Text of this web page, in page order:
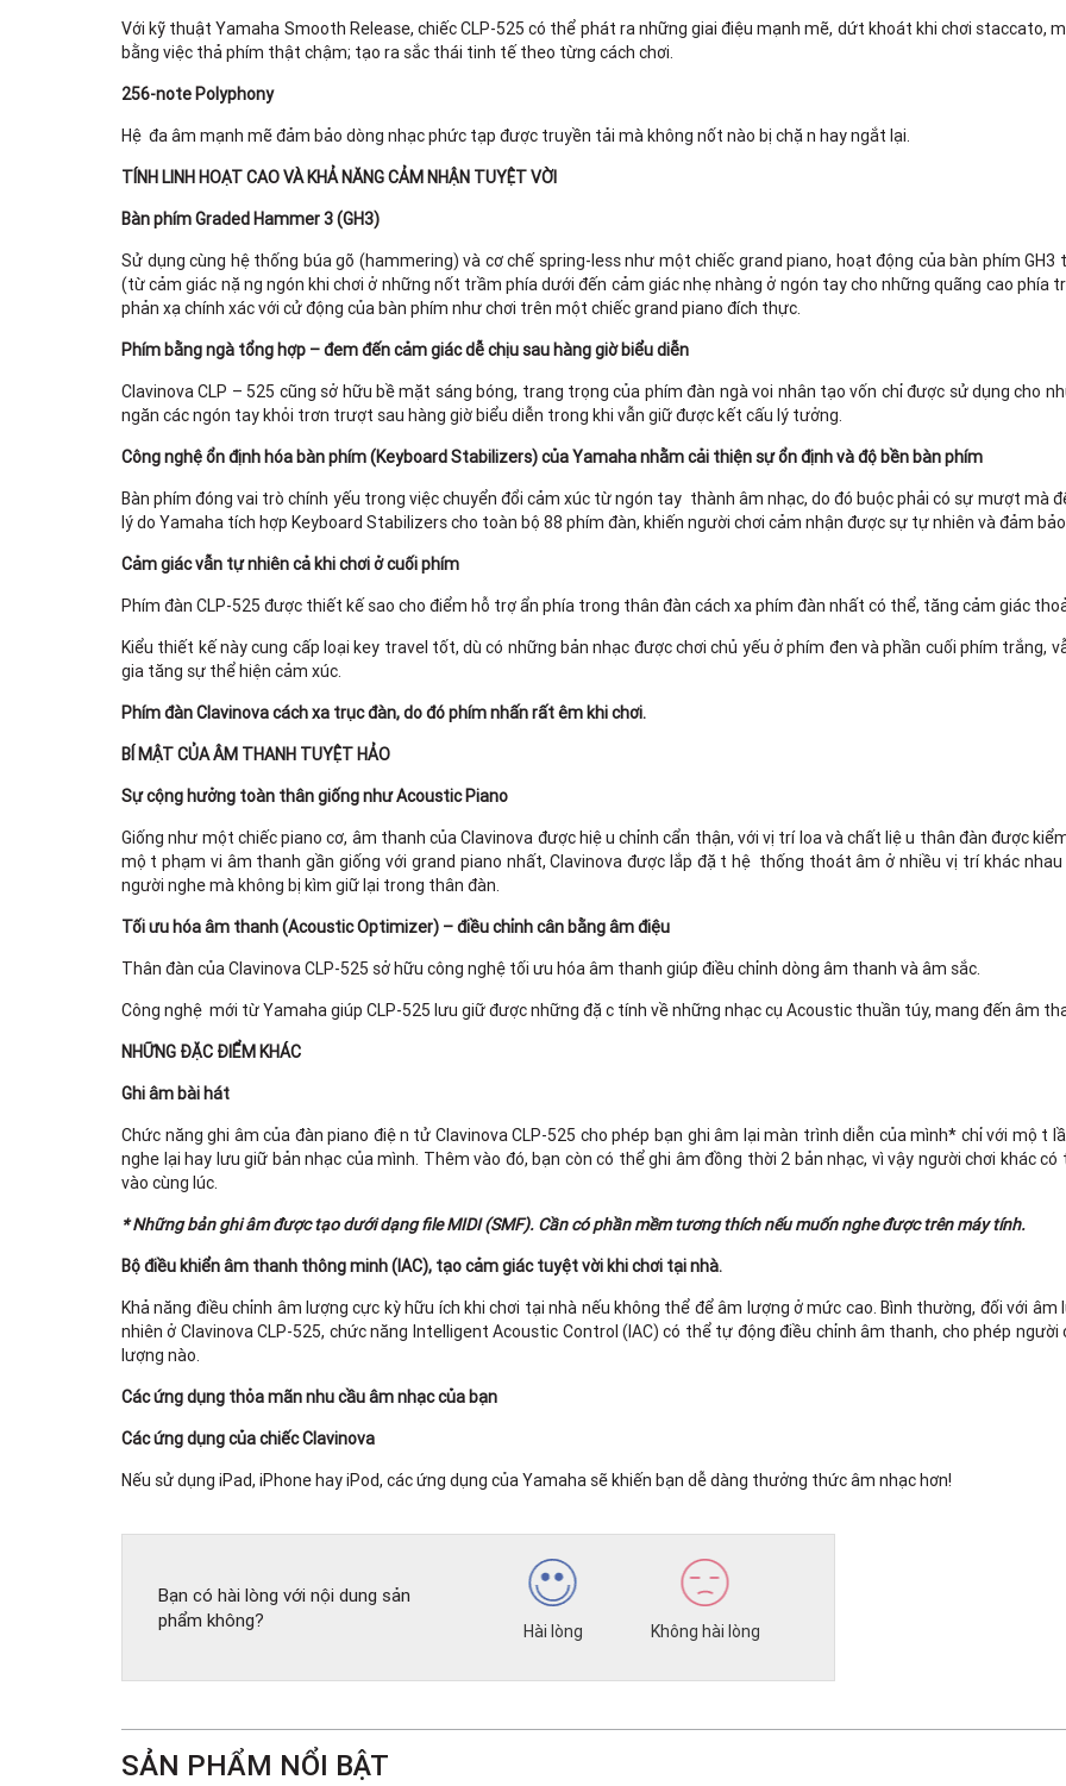
Với kỹ thuật Yamaha Smooth Release, chiếc CLP-525 có thể phát ra những giai điệu mạnh mẽ, dứt khoát khi chơi staccato,
bằng việc thả phím thật chậm; tạo ra sắc thái tinh tế theo từng cách chơi.
256-note Polyphony
Hệ đa âm mạnh mẽ đảm bảo dòng nhạc phức tạp được truyền tải mà không nốt nào bị chặn hay ngắt lại.
TÍNH LINH HOẠT CAO VÀ KHẢ NĂNG CẢM NHẬN TUYỆT VỜI
Bàn phím Graded Hammer 3 (GH3)
Sử dụng cùng hệ thống búa gõ (hammering) và cơ chế spring-less như một chiếc grand piano, hoạt động của bàn phím
(từ cảm giác nặng ngón khi chơi ở những nốt trầm phía dưới đến cảm giác nhẹ nhàng ở ngón tay cho những quãng cao phía
phản xạ chính xác với cử động của bàn phím như chơi trên một chiếc grand piano đích thực.
Phím bằng ngà tổng hợp – đem đến cảm giác dễ chịu sau hàng giờ biểu diễn
Clavinova CLP – 525 cũng sở hữu bề mặt sáng bóng, trang trọng của phím đàn ngà voi nhân tạo vốn chỉ được sử dụng cho
ngăn các ngón tay khỏi trơn trượt sau hàng giờ biểu diễn trong khi vẫn giữ được kết cấu lý tưởng.
Công nghệ ổn định hóa bàn phím (Keyboard Stabilizers) của Yamaha nhằm cải thiện sự ổn định và độ bền bàn phím
Bàn phím đóng vai trò chính yếu trong việc chuyển đổi cảm xúc từ ngón tay thành âm nhạc, do đó buộc phải có sự mượt mà
lý do Yamaha tích hợp Keyboard Stabilizers cho toàn bộ 88 phím đàn, khiến người chơi cảm nhận được sự tự nhiên và đảm
Cảm giác vẫn tự nhiên cả khi chơi ở cuối phím
Phím đàn CLP-525 được thiết kế sao cho điểm hỗ trợ ẩn phía trong thân đàn cách xa phím đàn nhất có thể, tăng cảm giác
Kiểu thiết kế này cung cấp loại key travel tốt, dù có những bản nhạc được chơi chủ yếu ở phím đen và phần cuối phím trắng,
gia tăng sự thể hiện cảm xúc.
Phím đàn Clavinova cách xa trục đàn, do đó phím nhấn rất êm khi chơi.
BÍ MẬT CỦA ÂM THANH TUYỆT HẢO
Sự cộng hưởng toàn thân giống như Acoustic Piano
Giống như một chiếc piano cơ, âm thanh của Clavinova được hiệu chỉnh cẩn thận, với vị trí loa và chất liệu thân đàn được
một phạm vi âm thanh gần giống với grand piano nhất, Clavinova được lắp đặt hệ thống thoát âm ở nhiều vị trí khác
người nghe mà không bị kìm giữ lại trong thân đàn.
Tối ưu hóa âm thanh (Acoustic Optimizer) – điều chỉnh cân bằng âm điệu
Thân đàn của Clavinova CLP-525 sở hữu công nghệ tối ưu hóa âm thanh giúp điều chỉnh dòng âm thanh và âm sắc.
Công nghệ mới từ Yamaha giúp CLP-525 lưu giữ được những đặc tính về những nhạc cụ Acoustic thuần túy, mang đến âm
NHỮNG ĐẶC ĐIỂM KHÁC
Ghi âm bài hát
Chức năng ghi âm của đàn piano điện tử Clavinova CLP-525 cho phép bạn ghi âm lại màn trình diễn của mình* chỉ với một
nghe lại hay lưu giữ bản nhạc của mình. Thêm vào đó, bạn còn có thể ghi âm đồng thời 2 bản nhạc, vì vậy người chơi khác
vào cùng lúc.
* Những bản ghi âm được tạo dưới dạng file MIDI (SMF). Cần có phần mềm tương thích nếu muốn nghe được trên máy tính.
Bộ điều khiển âm thanh thông minh (IAC), tạo cảm giác tuyệt vời khi chơi tại nhà.
Khả năng điều chỉnh âm lượng cực kỳ hữu ích khi chơi tại nhà nếu không thể để âm lượng ở mức cao. Bình thường, đối với
nhiên ở Clavinova CLP-525, chức năng Intelligent Acoustic Control (IAC) có thể tự động điều chỉnh âm thanh, cho phép
lượng nào.
Các ứng dụng thỏa mãn nhu cầu âm nhạc của bạn
Các ứng dụng của chiếc Clavinova
Nếu sử dụng iPad, iPhone hay iPod, các ứng dụng của Yamaha sẽ khiến bạn dễ dàng thưởng thức âm nhạc hơn!
Bạn có hài lòng với nội dung sản
phẩm không?
Hài lòng Không hài lòng
SẢN PHẨM NỔI BẬT